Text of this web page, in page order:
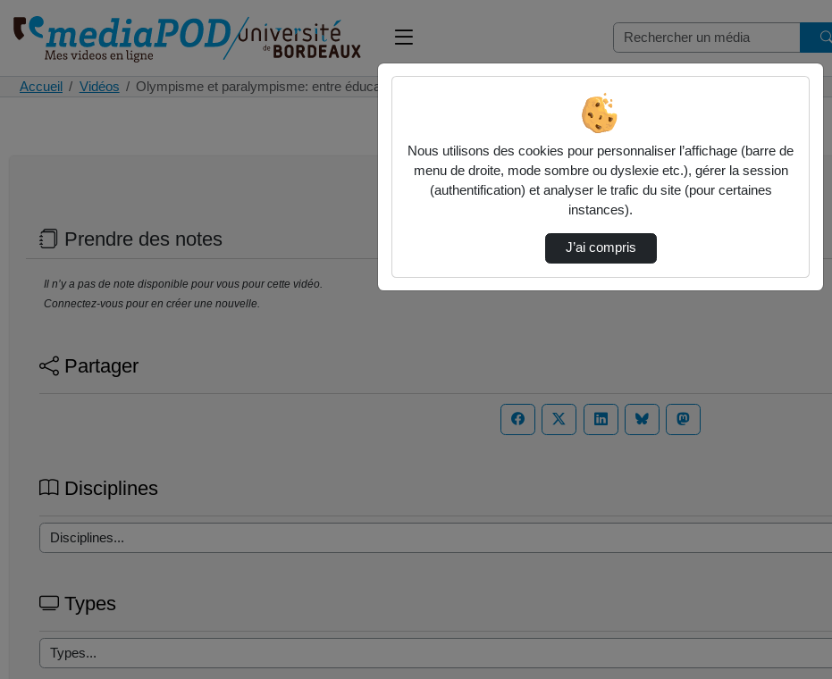
Accueil Vidéos Olympisme et paralympisme: entre éducation e…
Prendre des notes
Il n’y a pas de note disponible pour vous pour cette vidéo.
Connectez-vous pour en créer une nouvelle.
Partager
Disciplines
Types
Nous utilisons des cookies pour personnaliser l’affichage (barre de
menu de droite, mode sombre ou dyslexie etc.), gérer la session
(authentification) et analyser le trafic du site (pour certaines
instances).
J’ai compris